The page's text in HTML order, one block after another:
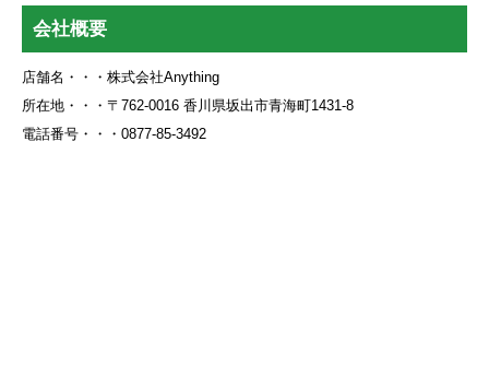
会社概要
店舗名・・・株式会社Anything
所在地・・・〒762-0016 香川県坂出市青海町1431-8
電話番号・・・0877-85-3492